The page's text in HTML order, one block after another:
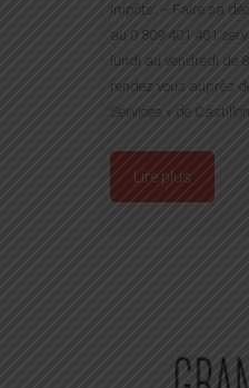
impôts: – Faire sa
au 0 809 401 401
lundi au vendredi de
rendez vous auprès
Services » de
Lire plus